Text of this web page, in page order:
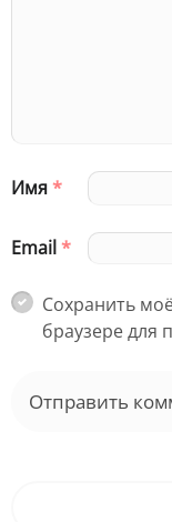
Имя*
Email*
Сохранить
браузере для